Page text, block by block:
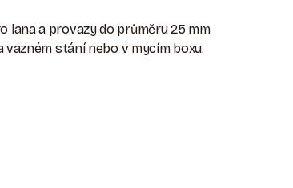
lana a provazy do průměru 25 mm
vazném stání nebo v mycím boxu.